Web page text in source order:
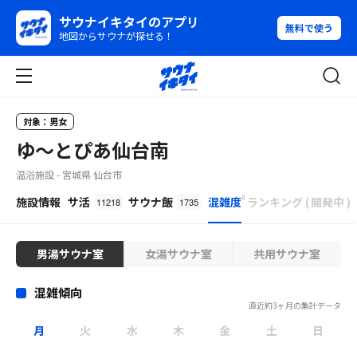
サウナイキタイのアプリ
地図からサウナが探せる！
無料で使う
対象：男女
ゆ〜とぴあ仙台南
温浴施設 - 宮城県 仙台市
施設情報 サ活 11218 サウナ飯 1735 混雑度β ランキング (開発中 )
男湯サウナ室 女湯サウナ室 共用サウナ室
混雑傾向
直近約3ヶ月の集計データ
月 火 水 木 金 土 日